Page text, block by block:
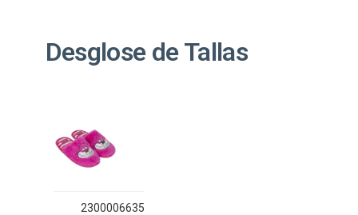
Desglose de Tallas
2300006635